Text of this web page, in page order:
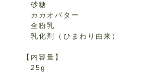
砂糖
カカオバター
全粉乳
乳化剤（ひまわり由来）
【内容量】
25g